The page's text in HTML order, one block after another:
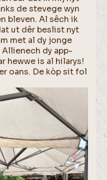
de stevege wyn
bleven. Al sêch ik
ut dêr beslist nyt
met al dy jonge
dy app-
hewwe is al hilarys!
oans. De kòp sit fol